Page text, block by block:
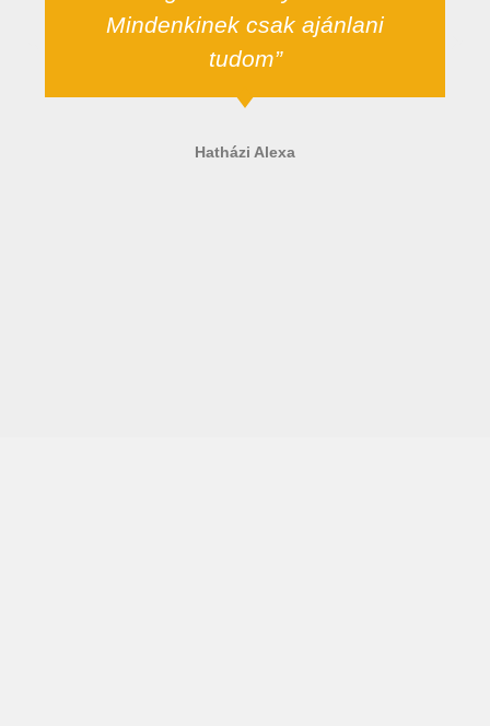
Mindenkinek csak ajánlani
tudom”
Hatházi Alexa